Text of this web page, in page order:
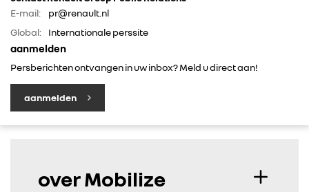
E-mail:
pr@renault.nl
Global:
Internationale perssite
aanmelden
Persberichten ontvangen in uw inbox? Meld u direct aan!
aanmelden
over Mobilize